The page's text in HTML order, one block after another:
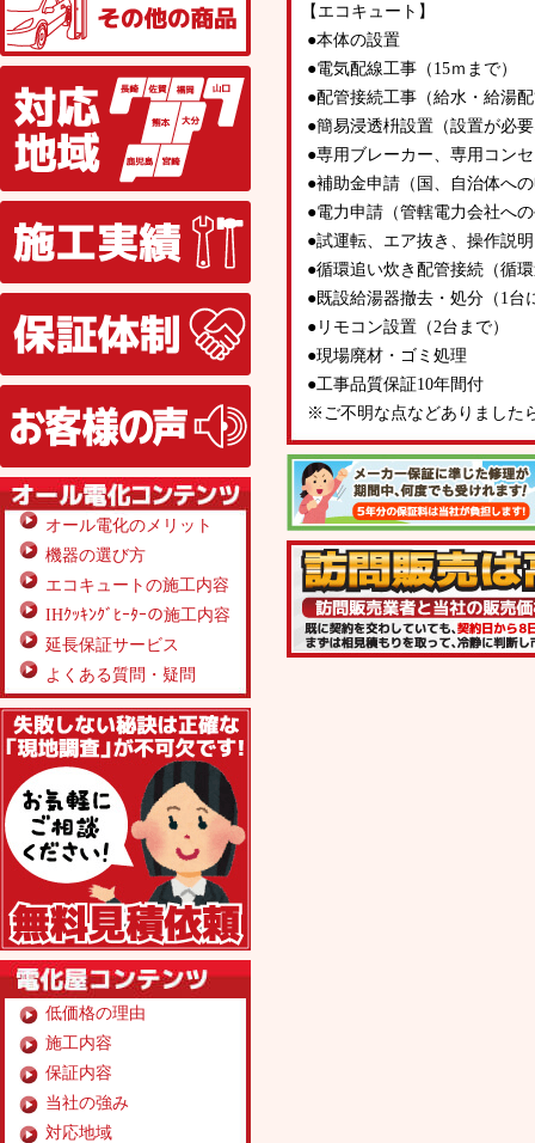
対応地域
施工実績
保証体制
お客様の声
オール電化のメリット
機器の選び方
エコキュートの施工内容
IHｸｯｷﾝｸﾞﾋｰﾀｰの施工内容
延長保証サービス
よくある質問・疑問
低価格の理由
施工内容
保証内容
当社の強み
対応地域
【エコキュート】
●本体の設置
●電気配線工事（15ｍまで）
●配管接続工事（給水・給湯
●簡易浸透枡設置（設置が必
●専用ブレーカー、専用コン
●補助金申請（国、自治体へ
●電力申請（管轄電力会社へ
●試運転、エア抜き、操作説明
●循環追い炊き配管接続（循
●既設給湯器撤去・処分（1台
●リモコン設置（2台まで）
●現場廃材・ゴミ処理
●工事品質保証10年間付
※ご不明な点などありました